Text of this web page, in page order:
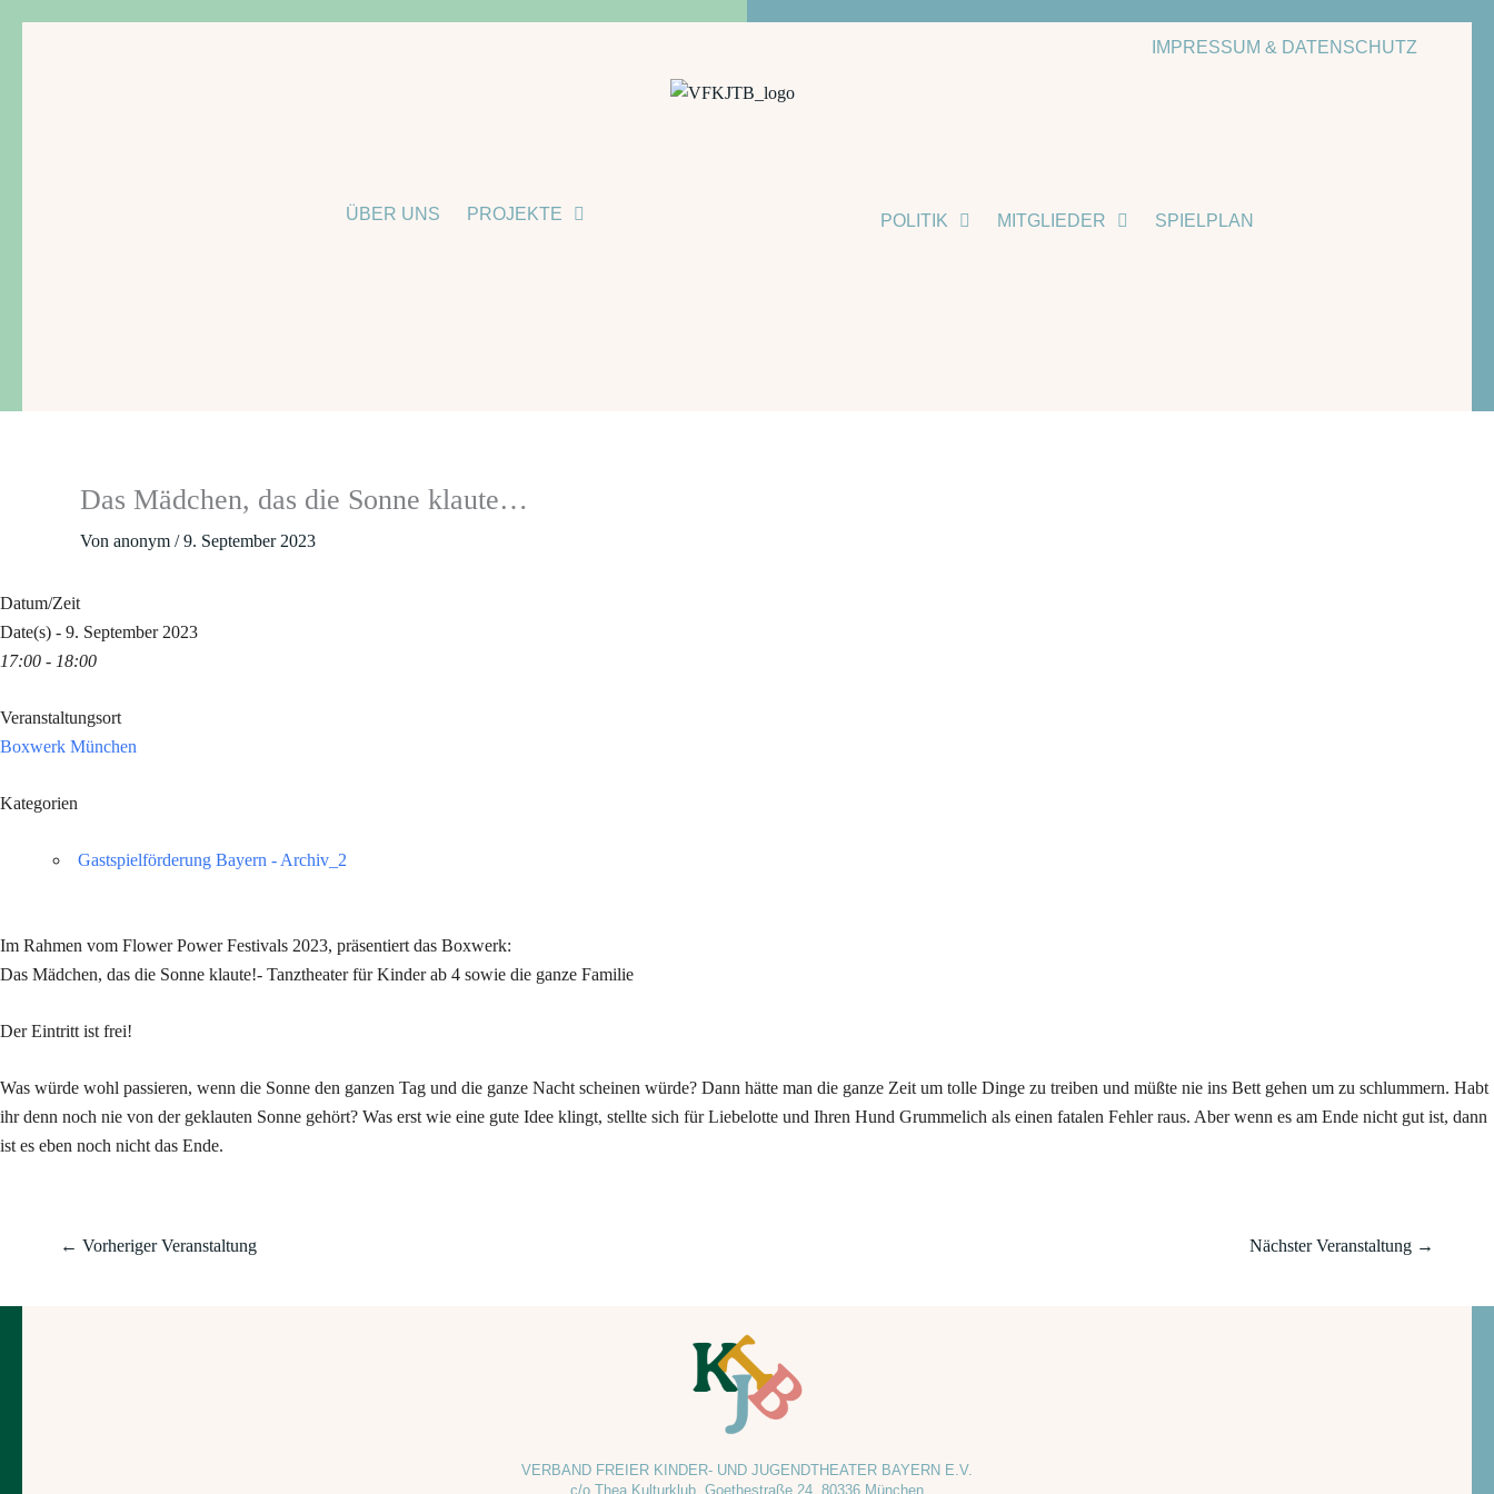
ÜBER UNS PROJEKTE
IMPRESSUM & DATENSCHUTZ
POLITIK MITGLIEDER SPIELPLAN
Das Mädchen, das die Sonne klaute…
Von anonym /9. September 2023
Datum/Zeit
Date(s) - 9. September 2023
17:00 - 18:00
Veranstaltungsort
Boxwerk München
Kategorien
Gastspielförderung Bayern - Archiv_2
Im Rahmen vom Flower Power Festivals 2023, präsentiert das Boxwerk:
Das Mädchen, das die Sonne klaute!- Tanztheater für Kinder ab 4 sowie die ganze Familie
Der Eintritt ist frei!
Was würde wohl passieren, wenn die Sonne den ganzen Tag und die ganze Nacht scheinen würde? Dann hätte man die ganze Zeit um tolle Dinge zu treiben und müßte nie ins Bett gehen um zu schlummern. Habt
ihr denn noch nie von der geklauten Sonne gehört? Was erst wie eine gute Idee klingt, stellte sich für Liebelotte und Ihren Hund Grummelich als einen fatalen Fehler raus. Aber wenn es am Ende nicht gut ist, dann
ist es eben noch nicht das Ende.
← Vorheriger Veranstaltung Nächster Veranstaltung →
VERBAND FREIER KINDER- UND JUGENDTHEATER BAYERN E.V.
c/o Thea Kulturklub, Goethestraße 24, 80336 München